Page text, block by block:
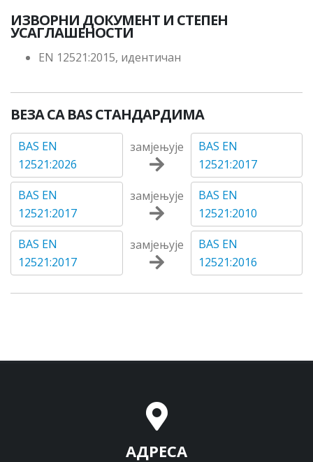
ИЗВОРНИ ДОКУМЕНТ И СТЕПЕН
УСАГЛАШЕНОСТИ
EN 12521:2015, идентичан
ВЕЗА СА BAS СТАНДАРДИМА
BAS EN
12521:2026
замјењује
BAS EN
12521:2017
BAS EN
12521:2017
замјењује
BAS EN
12521:2010
BAS EN
12521:2017
замјењује
BAS EN
12521:2016
АДРЕСА